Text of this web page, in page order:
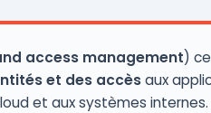
access management)
et des accèsaux
et aux systèmes internes.